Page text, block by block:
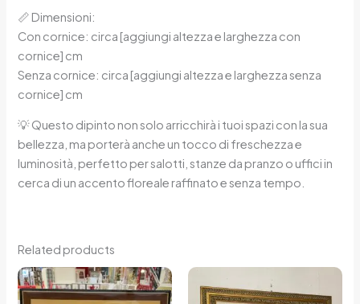
📏 Dimensioni:
Con cornice: circa [aggiungi altezza e larghezza con
cornice] cm
Senza cornice: circa [aggiungi altezza e larghezza senza
cornice] cm
💡 Questo dipinto non solo arricchirà i tuoi spazi con la sua
bellezza, ma porterà anche un tocco di freschezza e
luminosità, perfetto per salotti, stanze da pranzo o uffici in
cerca di un accento floreale raffinato e senza tempo.
Related products